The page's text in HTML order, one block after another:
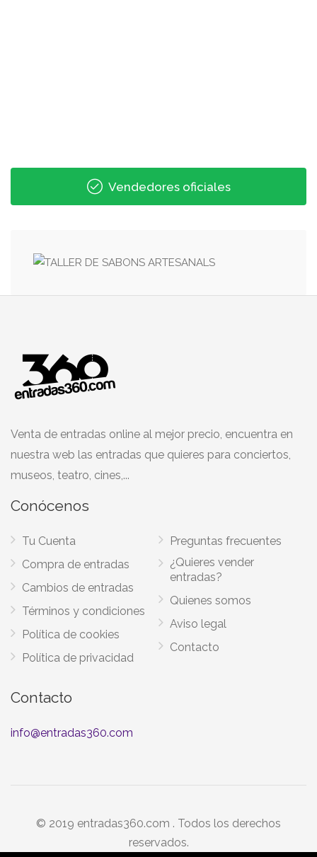
Vendedores oficiales
Venta de entradas online al mejor precio, encuentra en
nuestra web las entradas que quieres para conciertos,
museos, teatro, cines,...
Conócenos
Tu Cuenta
Compra de entradas
Cambios de entradas
Términos y condiciones
Política de cookies
Política de privacidad
Preguntas frecuentes
¿Quieres vender
entradas?
Quienes somos
Aviso legal
Contacto
Contacto
info@entradas360.com
© 2019 entradas360.com . Todos los derechos
reservados.